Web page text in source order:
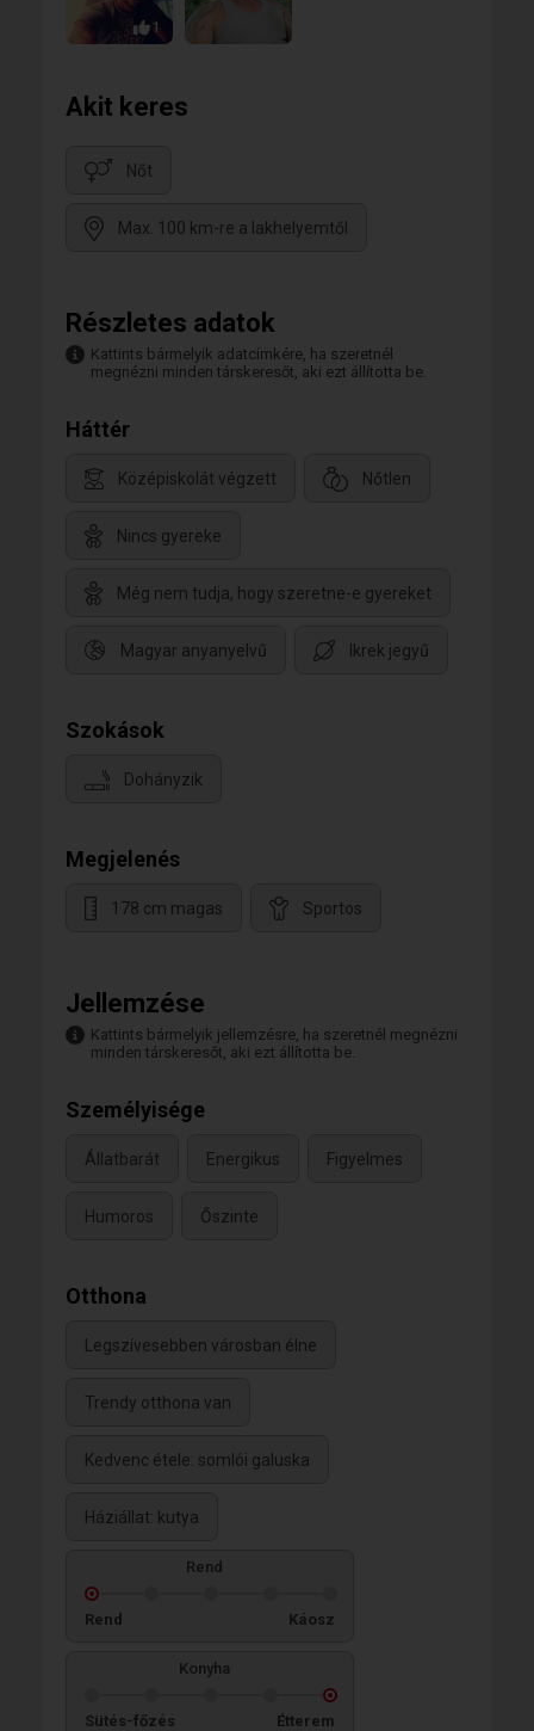
1
Akit keres
Nőt
Max. 100 km-re a lakhelyemtől
Részletes adatok
Kattints bármelyik adatcímkére, ha szeretnél
megnézni minden társkeresőt, aki ezt állította be.
Háttér
Középiskolát végzett Nőtlen
Nincs gyereke
Még nem tudja, hogy szeretne-e gyereket
Magyar anyanyelvű Ikrek jegyű
Szokások
Dohányzik
Megjelenés
178 cm magas Sportos
Jellemzése
Kattints bármelyik jellemzésre, ha szeretnél megnézni
minden társkeresőt, aki ezt állította be.
Személyisége
Állatbarát Energikus Figyelmes
Humoros Őszinte
Otthona
Legszívesebben városban élne
Trendy otthona van
Kedvenc étele: somlói galuska
Háziállat: kutya
Rend
Rend Káosz
Konyha
Sütés-főzés Étterem